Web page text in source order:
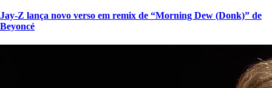
Jay-Z lança novo verso em remix de “Morning Dew (Donk)” de
Beyoncé